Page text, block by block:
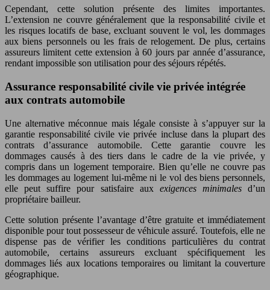
Cependant, cette solution présente des limites importantes.
L’extension ne couvre généralement que la responsabilité civile et
les risques locatifs de base, excluant souvent le vol, les dommages
aux biens personnels ou les frais de relogement. De plus, certains
assureurs limitent cette extension à 60 jours par année d’assurance,
rendant impossible son utilisation pour des séjours répétés.
Assurance responsabilité civile vie privée intégrée
aux contrats automobile
Une alternative méconnue mais légale consiste à s’appuyer sur la
garantie responsabilité civile vie privée incluse dans la plupart des
contrats d’assurance automobile. Cette garantie couvre les
dommages causés à des tiers dans le cadre de la vie privée, y
compris dans un logement temporaire. Bien qu’elle ne couvre pas
les dommages au logement lui-même ni le vol des biens personnels,
elle peut suffire pour satisfaire aux exigences minimales d’un
propriétaire bailleur.
Cette solution présente l’avantage d’être gratuite et immédiatement
disponible pour tout possesseur de véhicule assuré. Toutefois, elle ne
dispense pas de vérifier les conditions particulières du contrat
automobile, certains assureurs excluant spécifiquement les
dommages liés aux locations temporaires ou limitant la couverture
géographique.